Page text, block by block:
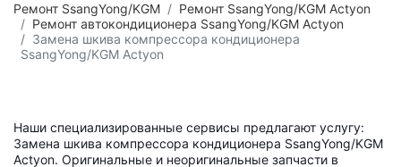
Ремонт SsangYong/KGM
Ремонт SsangYong/KGM Actyon
Ремонт автокондиционера SsangYong/KGM Actyon
Замена шкива компрессора кондиционера
SsangYong/KGM Actyon
Наши специализированные сервисы предлагают услугу:
Замена шкива компрессора кондиционера SsangYong/KGM
Actyon. Оригинальные и неоригинальные запчасти в